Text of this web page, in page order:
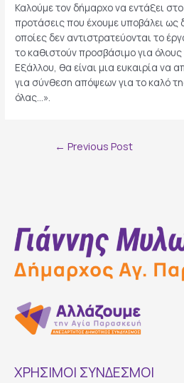
Καλούμε τον δήμαρχο να εντάξει
προτάσεις που έχουμε υποβάλει ως
οποίες δεν αντιστρατεύονται το
το καθιστούν προσβάσιμο για
Εξάλλου, θα είναι μια ευκαιρία να
για σύνθεση απόψεων για το καλό
όλας…».
← Previous Post
ΧΡΗΣΙΜΟΙ ΣΥΝΔΕΣΜΟΙ